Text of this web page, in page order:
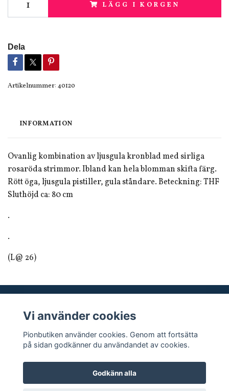
LÄGG I KORGEN
Dela
Artikelnummer: 40120
INFORMATION
Ovanlig kombination av ljusgula kronblad med sirliga
rosaröda strimmor. Ibland kan hela blomman skifta färg.
Rött öga, ljusgula pistiller, gula ståndare. Beteckning: THF
Sluthöjd ca: 80 cm
.
.
(L@ 26)
Sociala medier
Vi använder cookies
Pionbutiken använder cookies. Genom att fortsätta
på sidan godkänner du användandet av cookies.
Godkänn alla